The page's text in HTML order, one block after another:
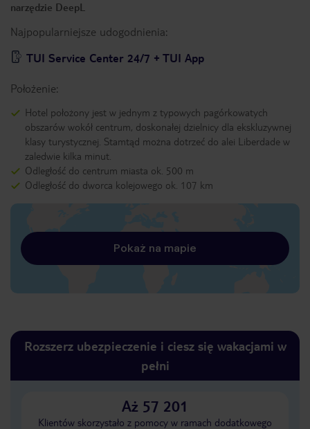
narzędzie DeepL
Najpopularniejsze udogodnienia:
TUI Service Center 24/7 + TUI App
Położenie:
Hotel położony jest w jednym z typowych pagórkowatych
obszarów wokół centrum, doskonałej dzielnicy dla ekskluzywnej
klasy turystycznej. Stamtąd można dotrzeć do alei Liberdade w
zaledwie kilka minut.
Odległość do centrum miasta ok. 500 m
Odległość do dworca kolejowego ok. 107 km
Pokaż na mapie
Rozszerz ubezpieczenie i ciesz się wakacjami w
pełni
Aż 57 201
Klientów skorzystało z pomocy w ramach dodatkowego